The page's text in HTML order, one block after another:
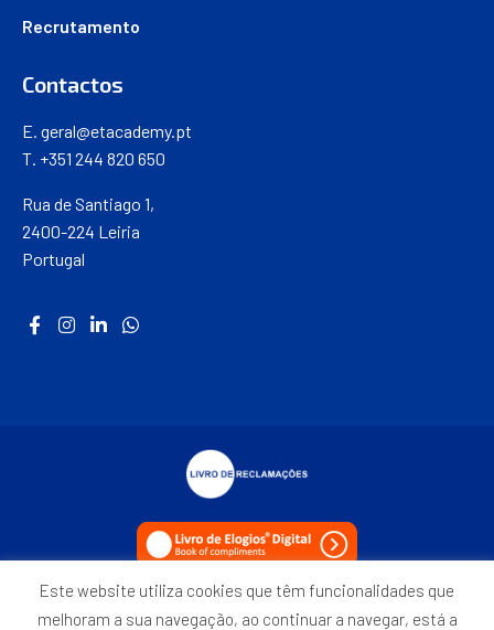
Recrutamento
Contactos
E. geral@etacademy.pt
T. +351 244 820 650
Rua de Santiago 1,
2400-224 Leiria
Portugal
Política de Privacidade
Este website utiliza cookies que têm funcionalidades que
melhoram a sua navegação, ao continuar a navegar, está a